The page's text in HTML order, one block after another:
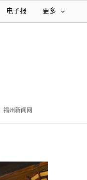
电子报 更多
福州新闻网